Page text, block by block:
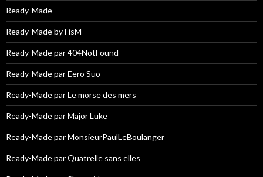
Ready-Made
Ready-Made by FisM
Ready-Made par 404NotFound
Ready-Made par Eero Suo
Ready-Made par Le morse des mers
Ready-Made par Major Luke
Ready-Made par MonsieurPaulLeBoulanger
Ready-Made par Quatrelle sans elles